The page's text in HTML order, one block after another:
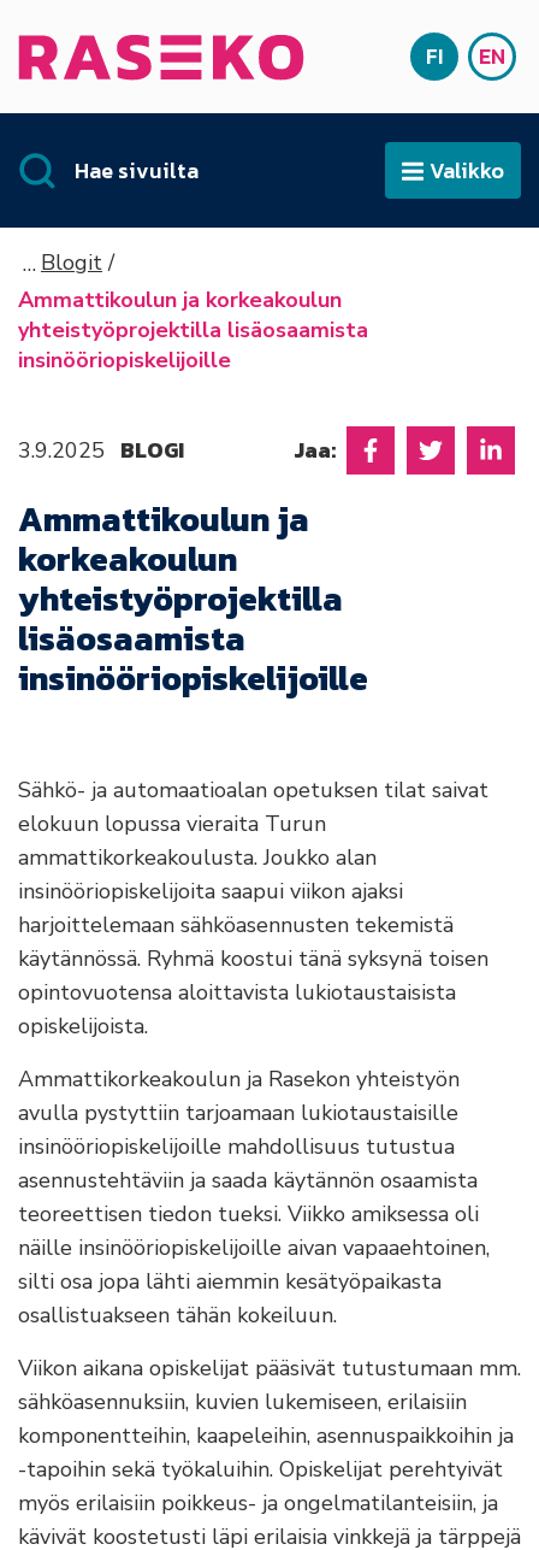
Etusivu SUOMI
FI EN
Hae sivuilta AvaaValikko
Blogit
Ammattikoulun ja korkeakoulun
yhteistyöprojektilla lisäosaamista
insinööriopiskelijoille
3.9.2025 BLOGI Jaa: Jaa Facebookissa
Jaa Jaa
Ammattikoulun ja
korkeakoulun
yhteistyöprojektilla
lisäosaamista
insinööriopiskelijoille
Sähkö- ja automaatioalan opetuksen tilat saivat
elokuun lopussa vieraita Turun
ammattikorkeakoulusta. Joukko alan
insinööriopiskelijoita saapui viikon ajaksi
harjoittelemaan sähköasennusten tekemistä
käytännössä. Ryhmä koostui tänä syksynä toisen
opintovuotensa aloittavista lukiotaustaisista
opiskelijoista.
Ammattikorkeakoulun ja Rasekon yhteistyön
avulla pystyttiin tarjoamaan lukiotaustaisille
insinööriopiskelijoille mahdollisuus tutustua
asennustehtäviin ja saada käytännön osaamista
teoreettisen tiedon tueksi. Viikko amiksessa oli
näille insinööriopiskelijoille aivan vapaaehtoinen,
silti osa jopa lähti aiemmin kesätyöpaikasta
osallistuakseen tähän kokeiluun.
Viikon aikana opiskelijat pääsivät tutustumaan mm.
sähköasennuksiin, kuvien lukemiseen, erilaisiin
komponentteihin, kaapeleihin, asennuspaikkoihin ja
-tapoihin sekä työkaluihin. Opiskelijat perehtyivät
myös erilaisiin poikkeus- ja ongelmatilanteisiin, ja
kävivät koostetusti läpi erilaisia vinkkejä ja tärppejä